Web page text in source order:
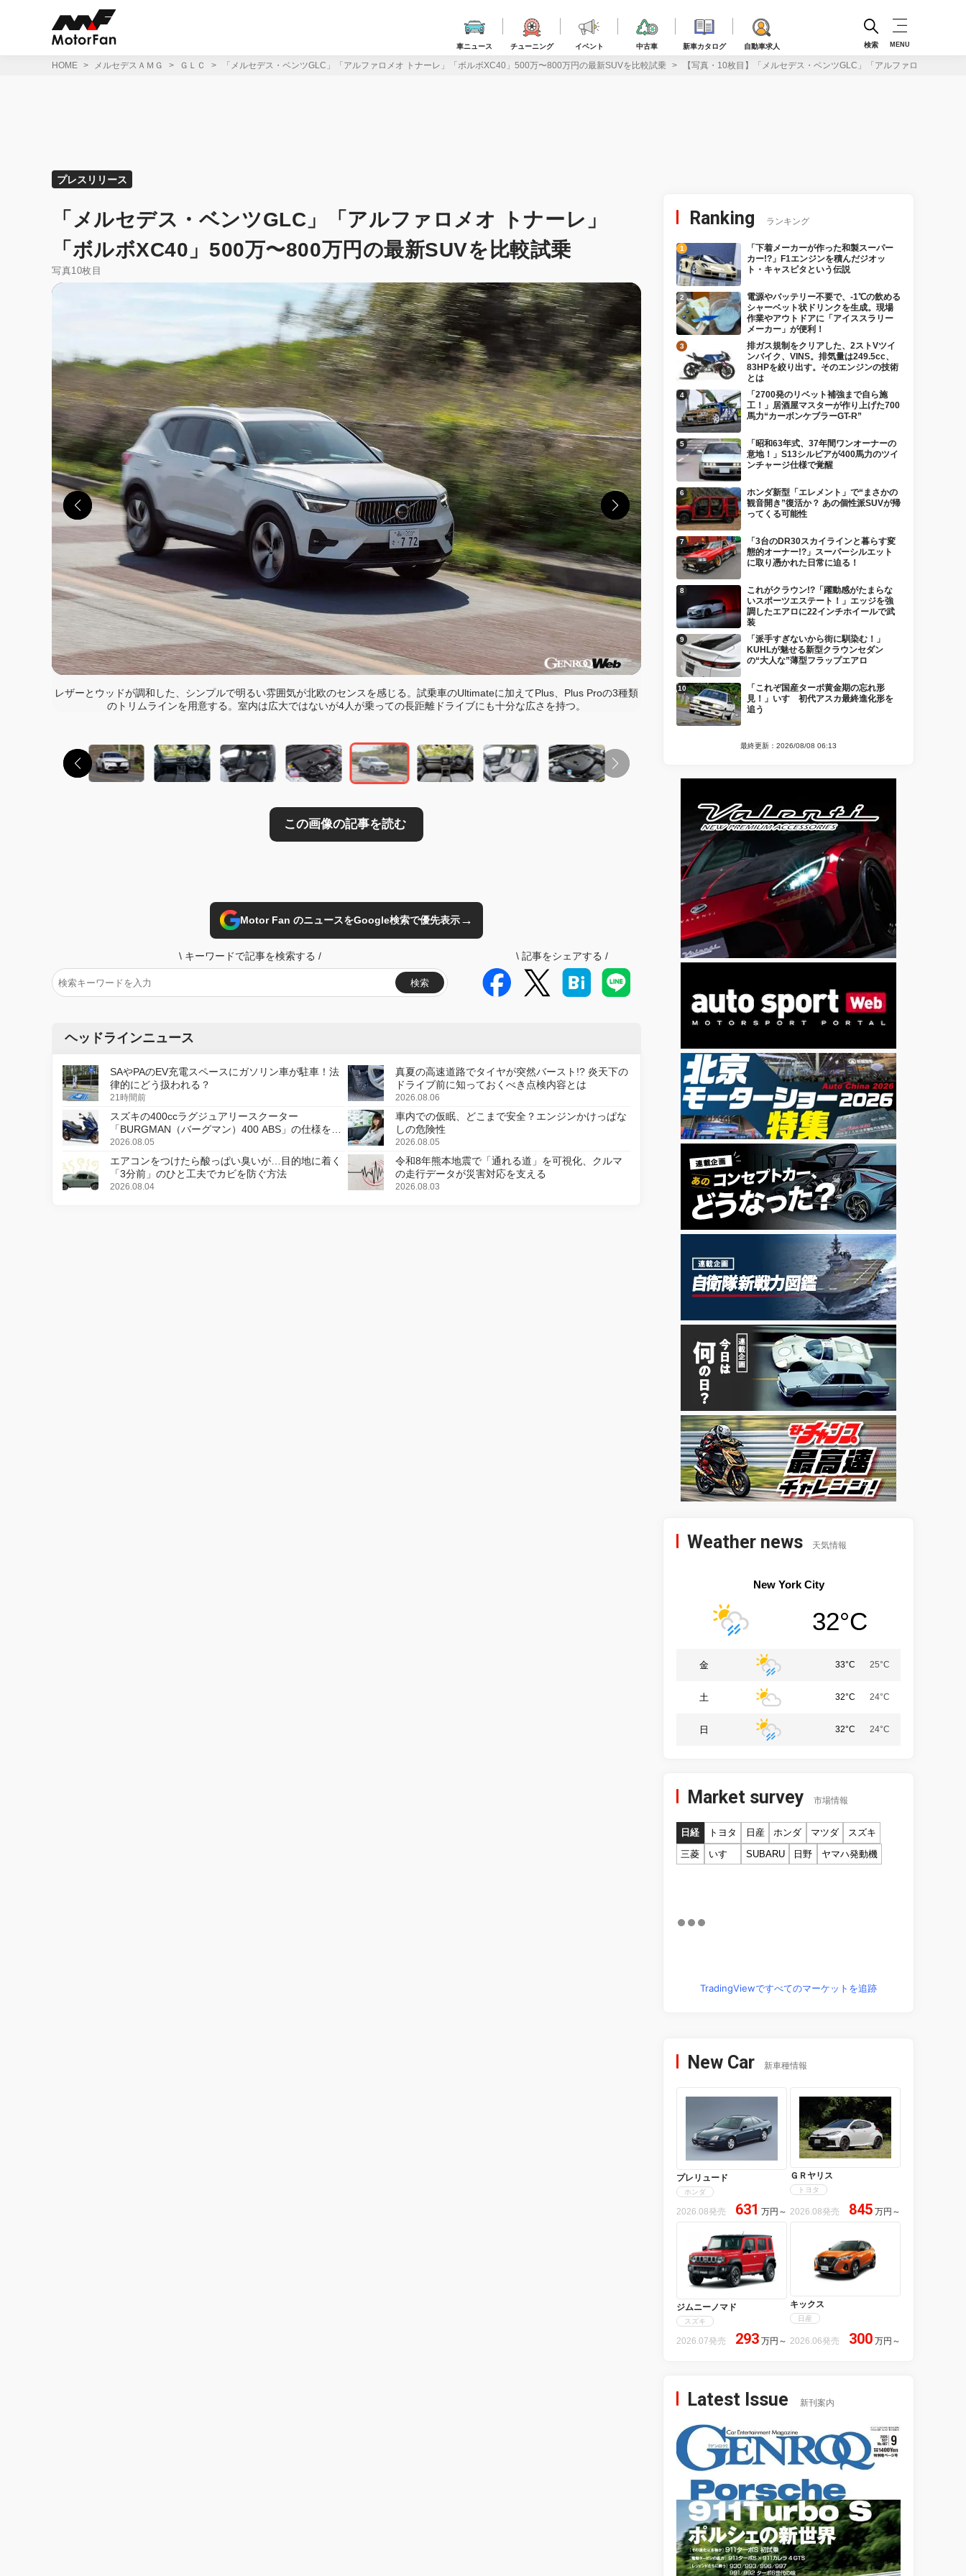
車ニュース チューニング イベント 中古車 新車カタログ 自動車求人 検索 MENU
HOME メルセデスＡＭＧ ＧＬＣ 「メルセデス・ベンツGLC」「アルファロメオ トナーレ」「ボルボXC40」500万〜800万円の最新SUVを比較試乗 【写真・10枚目】「メルセデス・ベンツGLC」「アルファロメオ トナ
プレスリリース
「メルセデス・ベンツGLC」「アルファロメオ トナーレ」
「ボルボXC40」500万〜800万円の最新SUVを比較試乗
写真10枚目
レザーとウッドが調和した、シンプルで明るい雰囲気が北欧のセンスを感じる。試乗車のUltimateに加えてPlus、Plus Proの3種類
のトリムラインを用意する。室内は広大ではないが4人が乗っての長距離ドライブにも十分な広さを持つ。
この画像の記事を読む
Motor Fan のニュースをGoogle検索で優先表示→
\ キーワードで記事を検索する /
検索
\ 記事をシェアする /
ヘッドラインニュース
SAやPAのEV充電スペースにガソリン車が駐車！法
律的にどう扱われる？
21時間前
真夏の高速道路でタイヤが突然バースト!? 炎天下の
ドライブ前に知っておくべき点検内容とは
2026.08.06
スズキの400ccラグジュアリースクーター
「BURGMAN（バーグマン）400 ABS」の仕様を変
更し、8月18日に発売
2026.08.05
車内での仮眠、どこまで安全？エンジンかけっぱな
しの危険性
2026.08.05
エアコンをつけたら酸っぱい臭いが…目的地に着く
「3分前」のひと工夫でカビを防ぐ方法
2026.08.04
令和8年熊本地震で「通れる道」を可視化、クルマ
の走行データが災害対応を支える
2026.08.03
Ranking ランキング
「下着メーカーが作った和製スーパー
カー!?」F1エンジンを積んだジオッ
ト・キャスピタという伝説
電源やバッテリー不要で、-1℃の飲める
シャーベット状ドリンクを生成。現場
作業やアウトドアに「アイススラリー
メーカー」が便利！
排ガス規制をクリアした、2ストVツイ
ンバイク、VINS。排気量は249.5cc、
83HPを絞り出す。そのエンジンの技術
とは
「2700発のリベット補強まで自ら施
工！」居酒屋マスターが作り上げた700
馬力“カーボンケブラーGT-R”
「昭和63年式、37年間ワンオーナーの
意地！」S13シルビアが400馬力のツイ
ンチャージ仕様で覚醒
ホンダ新型「エレメント」で“まさかの
観音開き”復活か？ あの個性派SUVが帰
ってくる可能性
「3台のDR30スカイラインと暮らす変
態的オーナー!?」スーパーシルエット
に取り憑かれた日常に迫る！
これがクラウン!?「躍動感がたまらな
いスポーツエステート！」エッジを強
調したエアロに22インチホイールで武
装
「派手すぎないから街に馴染む！」
KUHLが魅せる新型クラウンセダン
の“大人な”薄型フラップエアロ
「これぞ国産ターボ黄金期の忘れ形
見！」いすゞ初代アスカ最終進化形を
追う
最終更新：2026/08/08 06:13
Weather news 天気情報
New York City
32°C
金 33°C 25°C
土 32°C 24°C
日 32°C 24°C
Market survey 市場情報
日経 トヨタ 日産 ホンダ マツダ
スズキ
三菱
いすゞ SUBARU 日野 ヤマハ発動機
TradingViewですべてのマーケットを追跡
New Car 新車種情報
プレリュード
ホンダ
2026.08発売 631 万円 ～
ＧＲヤリス
トヨタ
2026.08発売 845 万円 ～
ジムニーノマド
スズキ
2026.07発売 293 万円 ～
キックス
日産
2026.06発売 300 万円 ～
Latest Issue 新刊案内